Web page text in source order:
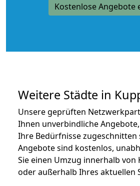
Kostenlose Angebote
Weitere Städte in
Unsere geprüften
Ihnen unverbindliche
Ihre Bedürfnisse zugeschnitten
Angebote sind kostenlos,
Sie einen Umzug innerhalb von
oder außerhalb Ihres aktuellen